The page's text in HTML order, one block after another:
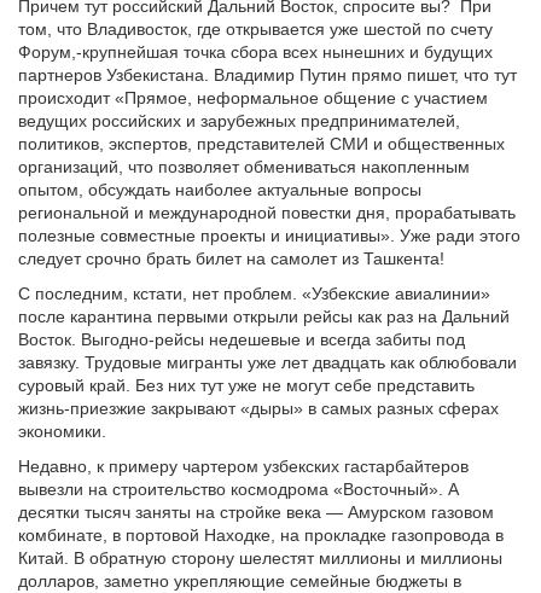
Причем тут российский Дальний Восток, спросите вы? При
том, что Владивосток, где открывается уже шестой по счету
Форум,-крупнейшая точка сбора всех нынешних и будущих
партнеров Узбекистана. Владимир Путин прямо пишет, что тут
происходит «Прямое, неформальное общение с участием
ведущих российских и зарубежных предпринимателей,
политиков, экспертов, представителей СМИ и общественных
организаций, что позволяет обмениваться накопленным
опытом, обсуждать наиболее актуальные вопросы
региональной и международной повестки дня, прорабатывать
полезные совместные проекты и инициативы». Уже ради этого
следует срочно брать билет на самолет из Ташкента!
С последним, кстати, нет проблем. «Узбекские авиалинии»
после карантина первыми открыли рейсы как раз на Дальний
Восток. Выгодно-рейсы недешевые и всегда забиты под
завязку. Трудовые мигранты уже лет двадцать как облюбовали
суровый край. Без них тут уже не могут себе представить
жизнь-приезжие закрывают «дыры» в самых разных сферах
экономики.
Недавно, к примеру чартером узбекских гастарбайтеров
вывезли на строительство космодрома «Восточный». А
десятки тысяч заняты на стройке века — Амурском газовом
комбинате, в портовой Находке, на прокладке газопровода в
Китай. В обратную сторону шелестят миллионы и миллионы
долларов, заметно укрепляющие семейные бюджеты в